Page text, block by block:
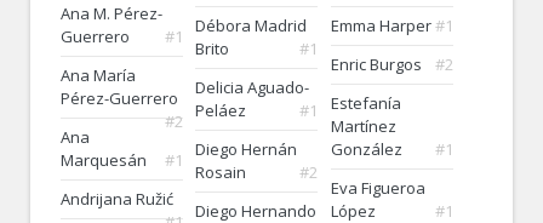
Ana M. Pérez-
Guerrero
#1
Ana María
Pérez-Guerrero
#2
Ana
Marquesán
#1
Andrijana Ružić
Débora Madrid
Brito
#1
Delicia Aguado-
Peláez
#1
Diego Hernán
Rosain
#2
Diego Hernando
Emma Harper#1
Enric Burgos
#2
Estefanía
Martínez
González
#1
Eva Figueroa
López
#1